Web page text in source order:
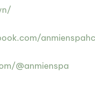
@anmienspa